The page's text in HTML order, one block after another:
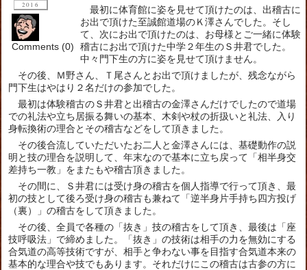
2016
Comments (0)
最初に体育館に姿を見せて頂けたのは、出稽古に
お出で頂けた至誠館道場のＫ澤さんでした。そし
て、次にお出で頂けたのは、お母様とご一緒に体験
稽古にお出で頂けた中学２年生のＳ井君でした。
中々門下生の方に姿を見せて頂けません。
その後、Ｍ野さん、Ｔ尾さんとお出で頂けましたが、残念ながら
門下生はやはり２名だけの参加でした。
最初は体験稽古のＳ井君と出稽古の金澤さんだけでしたので道場
での礼法や立ち居振る舞いの基本、木剣や杖の折扱いと礼法、入り
身転換術の理合とその稽古などをして頂きました。
その後合流していただいたお二人と金澤さんには、基礎動作の説
明と技の理合を説明して、年末なので基本に立ち戻って「相半身交
差持ち一教」をまたもや稽古頂きました。
その間に、Ｓ井君には受け身の稽古を個人指導で行って頂き、最
初の技として後ろ受け身の稽古も兼ねて「逆半身片手持ち四方投げ
（裏）」の稽古をして頂きました。
その後、全員で各種の「抜き」技の稽古をして頂き、最後は「座
技呼吸法」で締めました。「抜き」の技術は相手の力を無効にする
合気道の高等技術ですが、相手と争わない事を目指す合気道本来の
基本的な理合や技でもあります。それだけにこの稽古は古参の方に